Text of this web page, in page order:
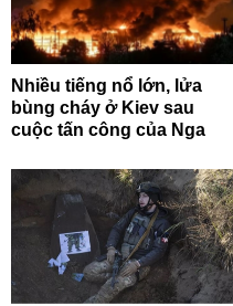
Nhiều tiếng nổ lớn, lửa
bùng cháy ở Kiev sau
cuộc tấn công của Nga